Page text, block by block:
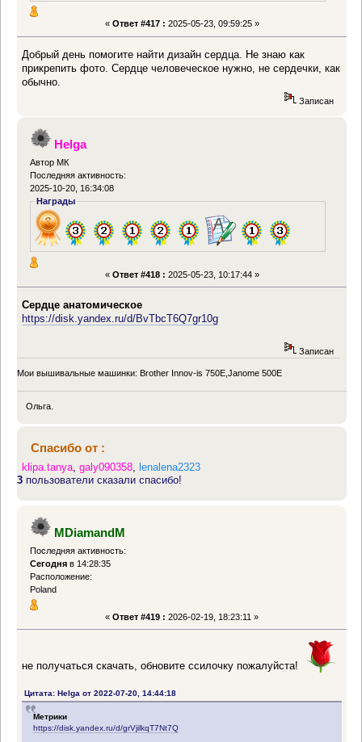
« Ответ #417 : 2025-05-23, 09:59:25 »
Добрый день помогите найти дизайн сердца. Не знаю как
прикрепить фото. Сердце человеческое нужно, не сердечки, как
обычно.
Записан
Helga
Автор МК
Последняя активность:
2025-10-20, 16:34:08
Награды
« Ответ #418 : 2025-05-23, 10:17:44 »
Сердце анатомическое
https://disk.yandex.ru/d/BvTbcT6Q7gr10g
Записан
Мои вышивальные машинки: Brother Innov-is 750E,Janome 500E
Ольга.
Спасибо от :
klipa.tanya,galy090358, lenalena2323
3 пользователи сказали спасибо!
MDiamandM
Последняя активность:
Сегодня в 14:28:35
Расположение:
Poland
« Ответ #419 : 2026-02-19, 18:23:11 »
не получаться скачать, обновите ссилочку пожалуйста!
Цитата: Helga от 2022-07-20, 14:44:18
Метрики
https://disk.yandex.ru/d/grVjilkqT7Nt7Q